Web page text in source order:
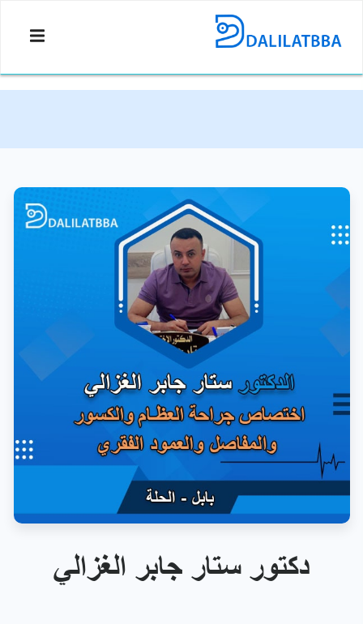
دكتور ستار جابر الغزالي